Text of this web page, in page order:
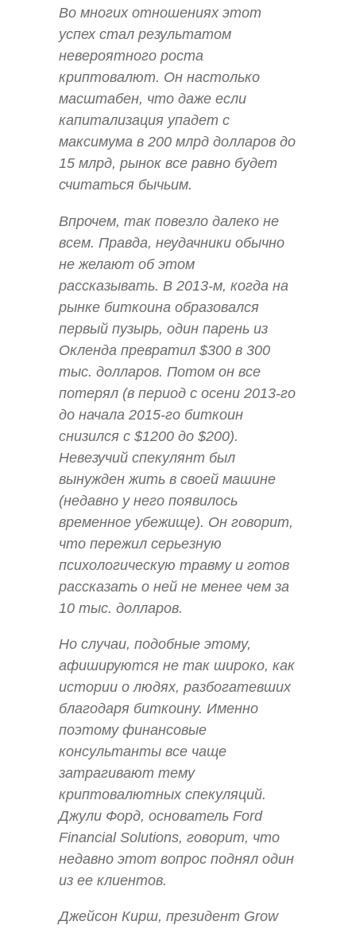
Во многих отношениях этот
успех стал результатом
невероятного роста
криптовалют. Он настолько
масштабен, что даже если
капитализация упадет с
максимума в 200 млрд долларов до
15 млрд, рынок все равно будет
считаться бычьим.
Впрочем, так повезло далеко не
всем. Правда, неудачники обычно
не желают об этом
рассказывать. В 2013-м, когда на
рынке биткоина образовался
первый пузырь, один парень из
Окленда превратил $300 в 300
тыс. долларов. Потом он все
потерял (в период с осени 2013-го
до начала 2015-го биткоин
снизился с $1200 до $200).
Невезучий спекулянт был
вынужден жить в своей машине
(недавно у него появилось
временное убежище). Он говорит,
что пережил серьезную
психологическую травму и готов
рассказать о ней не менее чем за
10 тыс. долларов.
Но случаи, подобные этому,
афишируются не так широко, как
истории о людях, разбогатевших
благодаря биткоину. Именно
поэтому финансовые
консультанты все чаще
затрагивают тему
криптовалютных спекуляций.
Джули Форд, основатель Ford
Financial Solutions, говорит, что
недавно этот вопрос поднял один
из ее клиентов.
Джейсон Кирш, президент Grow